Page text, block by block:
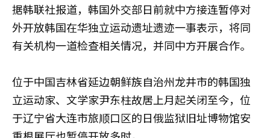
据韩联社报道，韩国外交部日前就中方接连暂停对
外开放韩国在华独立运动遗址遗迹一事表示，将同
有关机构一道检查相关情况，并同中方开展合作。
位于中国吉林省延边朝鲜族自治州龙井市的韩国独
立运动家、文学家尹东柱故居上月起关闭至今，位
于辽宁省大连市旅顺口区的日俄监狱旧址博物馆安